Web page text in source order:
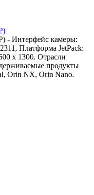
- Интерфейс камеры:
Платформа JetPack:
x 1300. Отрасли
продукты
Orin NX, Orin Nano.